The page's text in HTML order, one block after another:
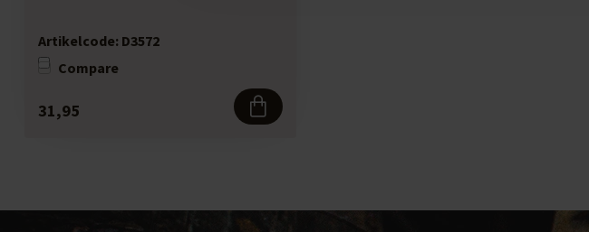
Artikelcode: D3572
Compare
31,95